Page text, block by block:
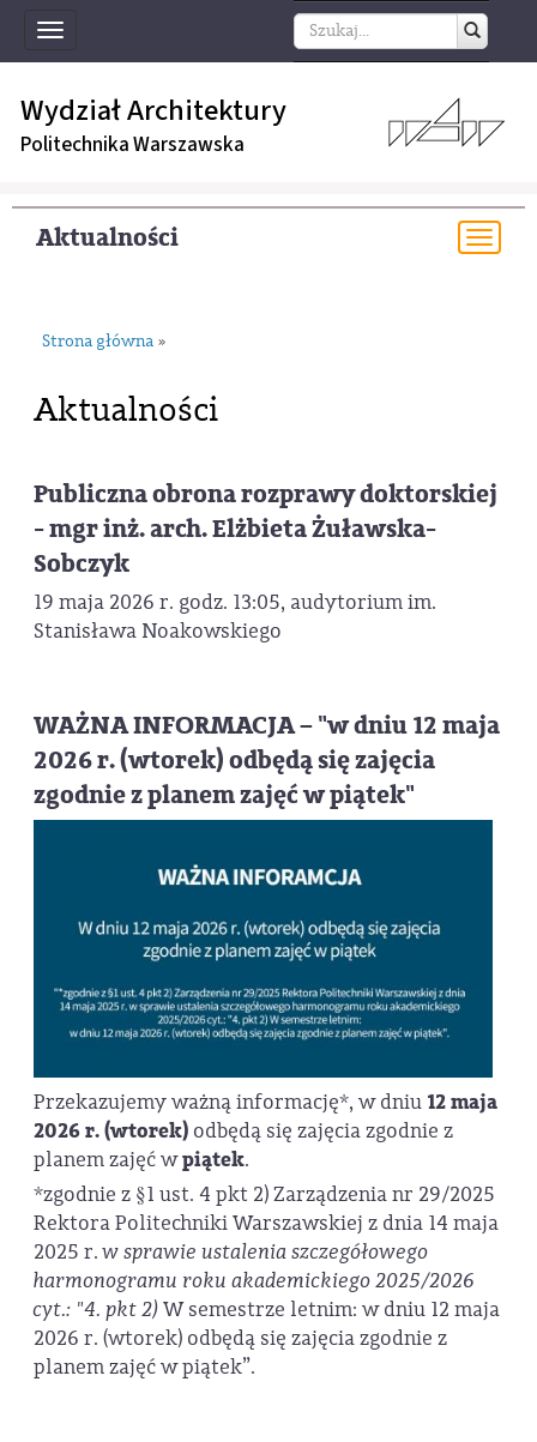
Toggle
navigation
Wydział Architektury
Politechnika Warszawska
Aktualności
Strona główna »
Aktualności
Publiczna obrona rozprawy doktorskiej
- mgr inż. arch. Elżbieta Żuławska-
Sobczyk
19 maja 2026 r. godz. 13:05, audytorium im.
Stanisława Noakowskiego
WAŻNA INFORMACJA – "w dniu 12 maja
2026 r. (wtorek) odbędą się zajęcia
zgodnie z planem zajęć w piątek"
Przekazujemy ważną informację*, w dniu 12 maja
2026 r. (wtorek) odbędą się zajęcia zgodnie z
planem zajęć wpiątek.
*zgodnie z §1 ust. 4 pkt 2) Zarządzenia nr 29/2025
Rektora Politechniki Warszawskiej z dnia 14 maja
2025 r.w sprawie ustalenia szczegółowego
harmonogramu roku akademickiego 2025/2026
cyt.: "4. pkt 2)W semestrze letnim: w dniu 12 maja
2026 r. (wtorek) odbędą się zajęcia zgodnie z
planem zajęć w piątek”.